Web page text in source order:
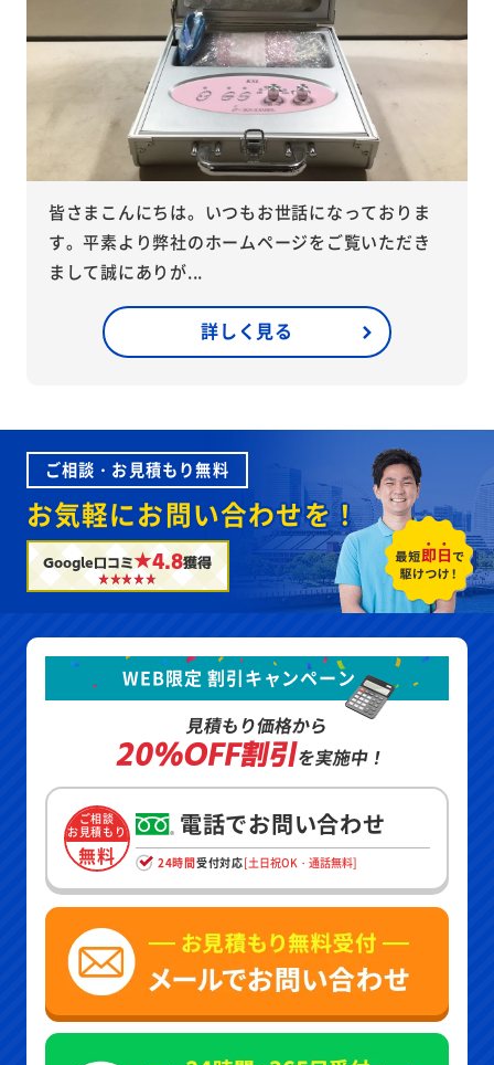
皆さまこんにちは。いつもお世話になっておりま
す。平素より弊社のホームページをご覧いただき
まして誠にありが...
詳しく見る
ご相談・お見積もり無料
お気軽にお問い合わせを！
Google口コミ★4.8獲得
WEB限定 割引キャンペーン
見積もり価格から
20%OFF割引を実施中！
ご相談
お見積もり
無料
電話でお問い合わせ
24時間受付対応[土日祝OK・通話無料]